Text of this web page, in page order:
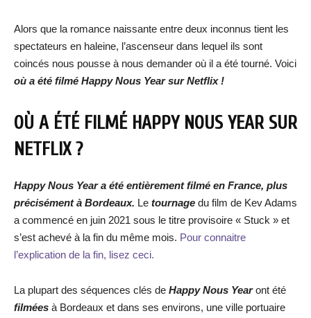
Alors que la romance naissante entre deux inconnus tient les
spectateurs en haleine, l’ascenseur dans lequel ils sont
coincés nous pousse à nous demander où il a été tourné. Voici
où a été filmé Happy Nous Year sur Netflix !
OÙ A ÉTÉ FILMÉ HAPPY NOUS YEAR SUR
NETFLIX ?
Happy Nous Year a été entièrement filmé en France, plus
précisément à Bordeaux. Le tournage du film de Kev Adams
a commencé en juin 2021 sous le titre provisoire « Stuck » et
s’est achevé à la fin du même mois. Pour connaitre
l’explication de la fin, lisez ceci.
La plupart des séquences clés de Happy Nous Yearont été
filmées à Bordeaux et dans ses environs, une ville portuaire